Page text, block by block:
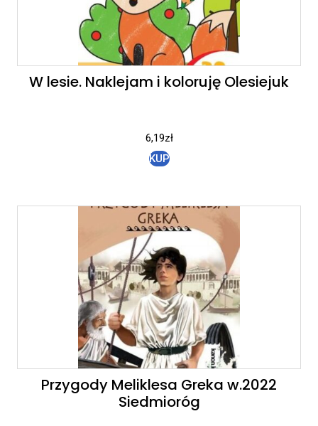
W lesie. Naklejam i koloruję Olesiejuk
6,19zł
KUP
Przygody Meliklesa Greka w.2022
Siedmioróg